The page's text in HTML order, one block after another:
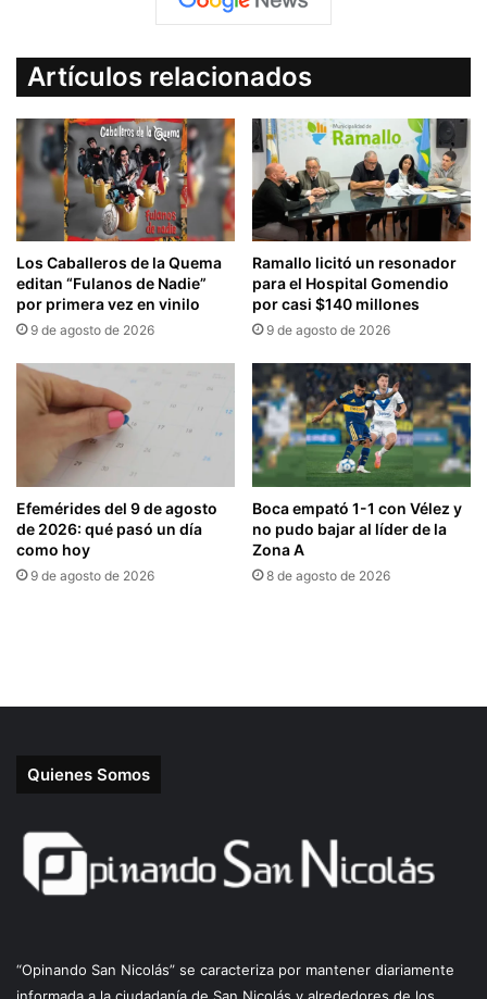
Quienes Somos
“Opinando San Nicolás” se caracteriza por mantener diariamente
informada a la ciudadanía de San Nicolás y alrededores de los